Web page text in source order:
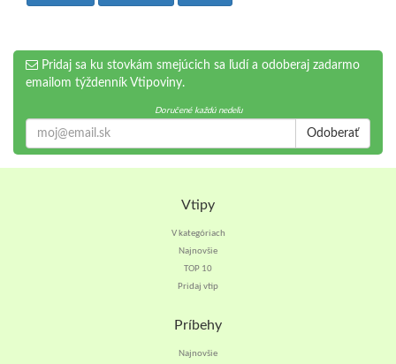
Pridaj sa ku stovkám smejúcich sa ľudí a odoberaj zadarmo
emailom týždenník Vtipoviny.
Doručené každú nedeľu
Odoberať
Vtipy
V kategóriach
Najnovšie
TOP 10
Pridaj vtip
Príbehy
Najnovšie